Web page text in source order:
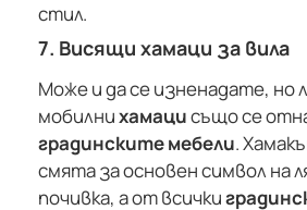
стил.
7. Висящи хамаци за вила
Може и да се изненадате, но
мобилнихамацисъщо се
градинските мебели.
смята за основен символ на
почивка, а от всички